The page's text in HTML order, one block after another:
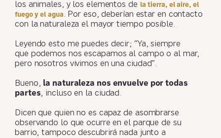
los animales, y los elementos de la tierra, el aire, el
fuego y el agua. Por eso, deberían estar en contacto
con la naturaleza el mayor tiempo posible.
Leyendo esto me puedes decir; “Ya, siempre
que podemos nos escapamos al campo o al mar,
pero nosotros vivimos en una ciudad”.
Bueno, la naturaleza nos envuelve por todas
partes, incluso en la ciudad.
Dicen que quien no es capaz de asombrarse
observando lo que ocurre en el parque de su
barrio, tampoco descubrirá nada junto a